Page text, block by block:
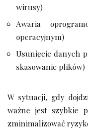
wirusy)
Awaria
operacyjnym)
Usunięcie danych
skasowanie plików)
W sytuacji, gdy
ważne jest szybkie
zminimalizować